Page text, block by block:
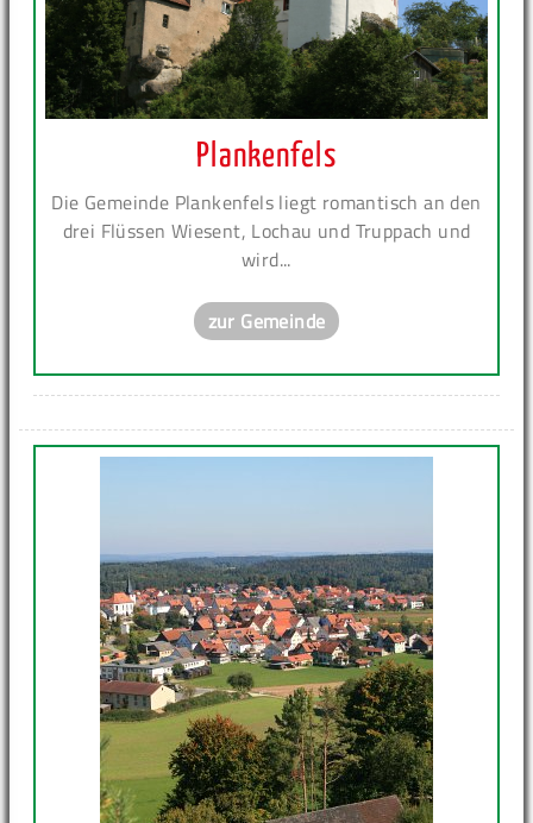
Plankenfels
Die Gemeinde Plankenfels liegt romantisch an den
drei Flüssen Wiesent, Lochau und Truppach und
wird...
zur Gemeinde